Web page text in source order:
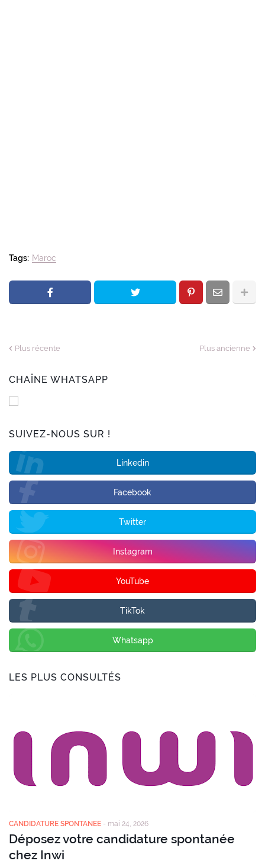
Tags: Maroc
Plus récente Plus ancienne
CHAÎNE WHATSAPP
SUIVEZ-NOUS SUR !
Linkedin
Facebook
Twitter
Instagram
YouTube
TikTok
Whatsapp
LES PLUS CONSULTÉS
CANDIDATURE SPONTANEE - mai 24, 2026
Déposez votre candidature spontanée
chez Inwi